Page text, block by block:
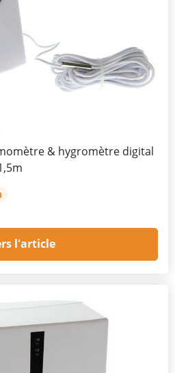
& hygromètre digital
l'article